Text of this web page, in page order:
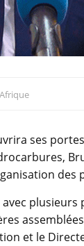
ses
et le